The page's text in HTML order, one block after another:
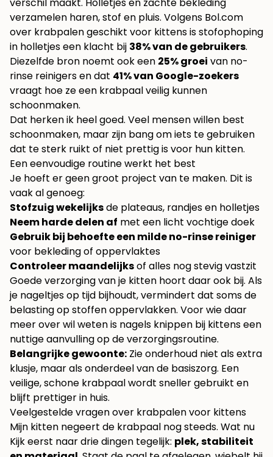
verzamelen haren, stof en pluis. Volgens Bol.com
over krabpalen geschikt voor kittensis stofophoping
in holletjes een klacht bij 38% van de gebruikers.
Diezelfde bron noemt ook een 25% groei van no-
rinse reinigers en dat 41% van Google-zoekers
vraagt hoe ze een krabpaal veilig kunnen
schoonmaken.
Dat herken ik heel goed. Veel mensen willen best
schoonmaken, maar zijn bang om iets te gebruiken
dat te sterk ruikt of niet prettig is voor hun kitten.
Een eenvoudige routine werkt het best
Je hoeft er geen groot project van te maken. Dit is
vaak al genoeg:
Stofzuig wekelijksde plateaus, randjes en holletjes
Neem harde delen af met een licht vochtige doek
Gebruik bij behoefte een milde no-rinse reiniger
voor bekleding of oppervlaktes
Controleer maandelijksof alles nog stevig vastzit
Goede verzorging van je kitten hoort daar ook bij. Als
je nageltjes op tijd bijhoudt, vermindert dat soms de
belasting op stoffen oppervlakken. Voor wie daar
meer over wil weten is nagels knippen bij kittenseen
nuttige aanvulling op de verzorgingsroutine.
Belangrijke gewoonte: Zie onderhoud niet als extra
klusje, maar als onderdeel van de basiszorg. Een
veilige, schone krabpaal wordt sneller gebruikt en
blijft prettiger in huis.
Veelgestelde vragen over krabpalen voor kittens
Mijn kitten negeert de krabpaal nog steeds. Wat nu
Kijk eerst naar drie dingen tegelijk: plek, stabiliteit